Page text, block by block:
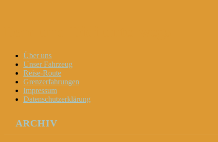
Menu
Widgets
Search
Skip
content
Über uns
Unser Fahrzeug
Reise-Route
Grenzerfahrungen
Impressum
Datenschutzerklärung
ARCHIV